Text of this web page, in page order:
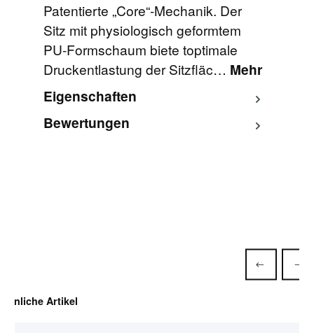
Patentierte „Core“-Mechanik. Der
Sitz mit physiologisch geformtem
PU-Formschaum biete toptimale
Druckentlastung der Sitzfläc… Mehr
Eigenschaften
Bewertungen
Produktgalerie überspringen
Ähnliche Artikel